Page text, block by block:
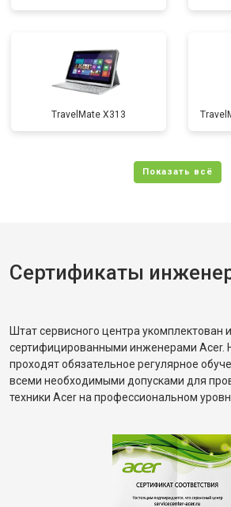
TravelMate X313
Сертификаты
Штат сервисного центра укомплектован
сертифицированными инженерами Acer.
проходят обязательное регулярное
всеми необходимыми допусками для
техники Acer на профессиональном